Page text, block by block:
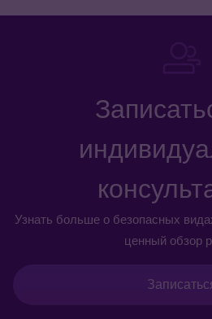
Узнать больше о безопасных
ценный обзор